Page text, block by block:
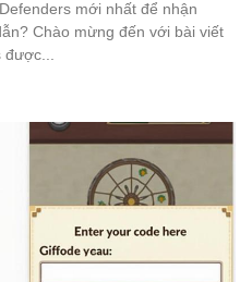
mới nhất để nhận
Chào mừng đến với bài viết
được...